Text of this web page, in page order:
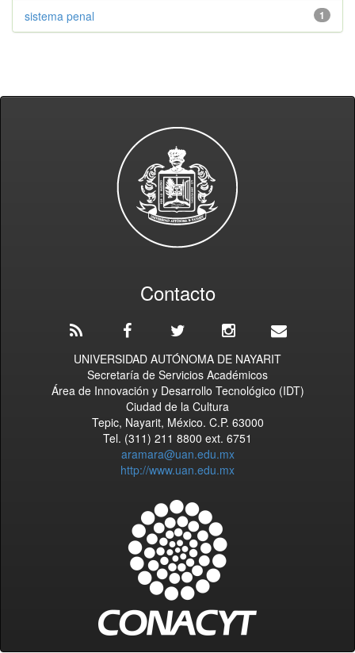
1
sistema penal
Contacto
UNIVERSIDAD AUTÓNOMA DE NAYARIT
Secretaría de Servicios Académicos
Área de Innovación y Desarrollo Tecnológico (IDT)
Ciudad de la Cultura
Tepic, Nayarit, México. C.P. 63000
Tel. (311) 211 8800 ext. 6751
aramara@uan.edu.mx
http://www.uan.edu.mx